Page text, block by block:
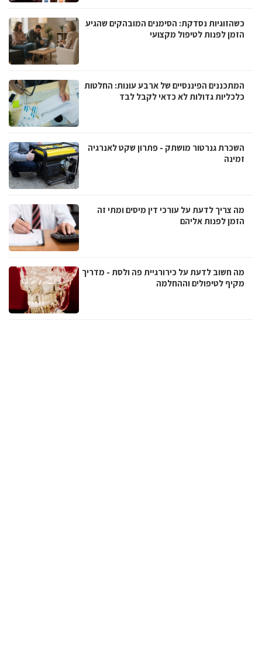
כשהזוגיות נסדקת: הסימנים המובהקים שהגיע
הזמן לפנות לטיפול מקצועי
המתכננים הפיננסיים של ארבע עונות: החלטות
כלכליות גדולות לא כדאי לקבל לבד
השכרת גנרטור מושתק - פתרון שקט לאנרגיה
זמינה
מה צריך לדעת על עורכי דין מיסים ומתי זה
הזמן לפנות אליהם
מה חשוב לדעת על כירורגיית פה ולסת - מדריך
מקיף לטיפולים וההחלמה